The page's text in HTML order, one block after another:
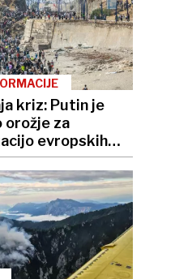
kriz: Putin je
orožje za
evropskih